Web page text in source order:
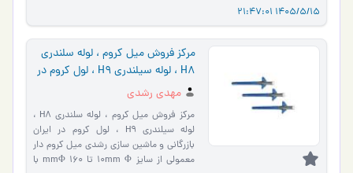
1405/5/15 21:47:01
مرکز فروش میل کروم ، لوله سلندری
H8 ، لوله سیلندری H9 ، لول کروم در
ایرانمهدی رشدی
مرکز فروش میل کروم ، لوله سلندری H8 ،
لوله سیلندری H9 ، لول کروم در ایران
بازرگانی و ماشین سازی رشدی میل کروم دار
معمولی از سایز 10mm Φ تا 160 mmΦ با